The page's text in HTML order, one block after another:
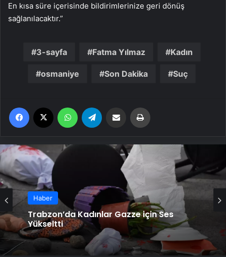
En kısa süre içerisinde bildirimlerinize geri dönüş
sağlanılacaktır.”
3-sayfa Fatma Yılmaz Kadın
osmaniye Son Dakika Suç
Facebook WhatsApp Email'den paylaş
Haber
Trabzon’da Kadınlar Gazze için Ses
Yükseltti